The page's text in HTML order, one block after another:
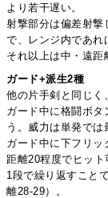
より若干遅い。
射撃部分は偏差射撃
で、レンジ内であれ
それ以上は中・遠距
ガード+派生2種
他の片手剣と同じく
ガード中に格闘ボ
う。威力は単発では
ガード中に下フリッ
距離20程度でヒット
1段で繰り返すこと
離28-29）。